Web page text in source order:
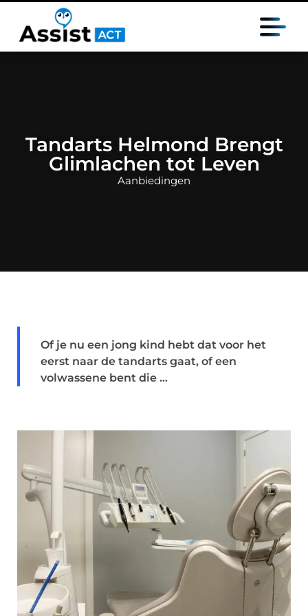
Tandarts Helmond Brengt
Glimlachen tot Leven
Aanbiedingen
Of je nu een jong kind hebt dat voor het
eerst naar de tandarts gaat, of een
volwassene bent die ...